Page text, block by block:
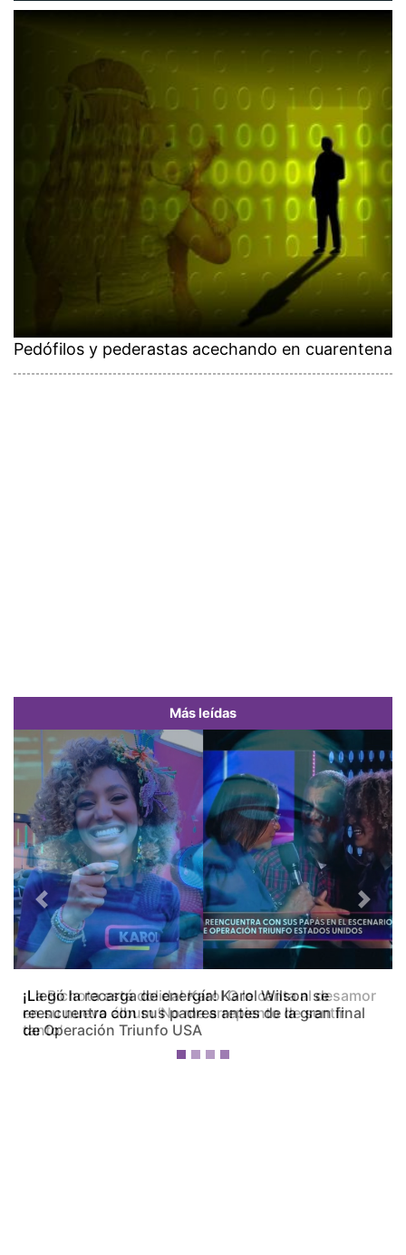
Pedófilos y pederastas acechando en cuarentena
Más leídas
¡La Bichota está dolida! Karol G le canta al desamor
en su nuevo álbum ‘No me arrepiento de sentir
tanto’
Previous Next